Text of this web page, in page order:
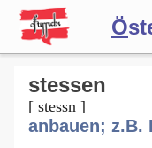
Ö
Wörterbuch
Forum
stessen
[ stessn ]
anbauen; z.B.